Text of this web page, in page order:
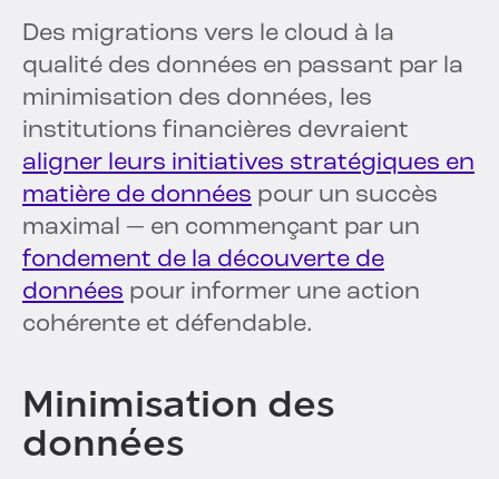
Des migrations vers le cloud à la
qualité des données en passant par la
minimisation des données, les
institutions financières devraient
aligner leurs initiatives stratégiques en
matière de données pour un succès
maximal — en commençant par un
fondement de la découverte de
données pour informer une action
cohérente et défendable.
Minimisation des
données